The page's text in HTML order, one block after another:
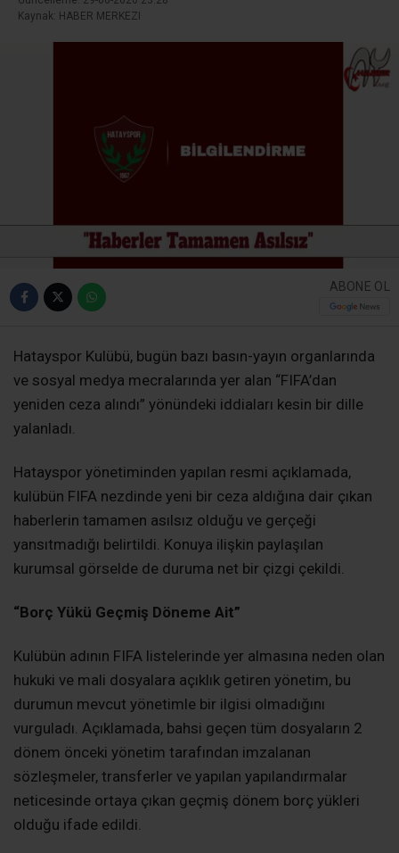
Kaynak: HABER MERKEZI
ABONE OL
Hatayspor Kulübü, bugün bazı basın-yayın organlarında
ve sosyal medya mecralarında yer alan “FIFA’dan
yeniden ceza alındı” yönündeki iddiaları kesin bir dille
yalanladı.
Hatayspor yönetiminden yapılan resmi açıklamada,
kulübün FIFA nezdinde yeni bir ceza aldığına dair çıkan
haberlerin tamamen asılsız olduğu ve gerçeği
yansıtmadığı belirtildi. Konuya ilişkin paylaşılan
kurumsal görselde de duruma net bir çizgi çekildi.
“Borç Yükü Geçmiş Döneme Ait”
Kulübün adının FIFA listelerinde yer almasına neden olan
hukuki ve mali dosyalara açıklık getiren yönetim, bu
durumun mevcut yönetimle bir ilgisi olmadığını
vurguladı. Açıklamada, bahsi geçen tüm dosyaların 2
dönem önceki yönetim tarafından imzalanan
sözleşmeler, transferler ve yapılan yapılandırmalar
neticesinde ortaya çıkan geçmiş dönem borç yükleri
olduğu ifade edildi.